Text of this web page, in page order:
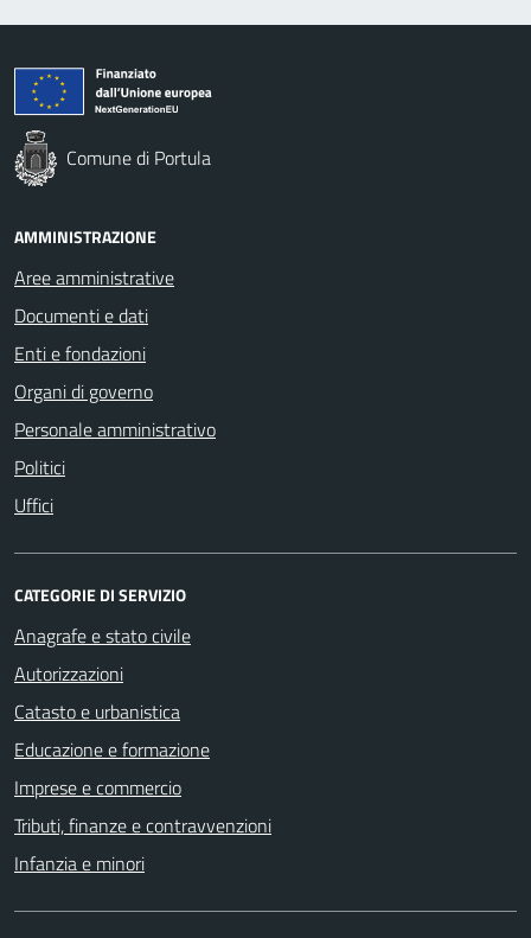
Comune di Portula
AMMINISTRAZIONE
Aree amministrative
Documenti e dati
Enti e fondazioni
Organi di governo
Personale amministrativo
Politici
Uffici
CATEGORIE DI SERVIZIO
Anagrafe e stato civile
Autorizzazioni
Catasto e urbanistica
Educazione e formazione
Imprese e commercio
Tributi, finanze e contravvenzioni
Infanzia e minori